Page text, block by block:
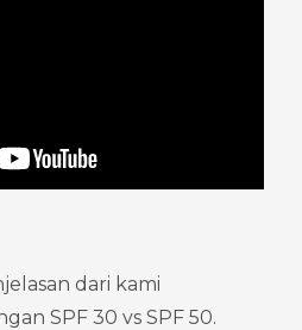
dari kami
SPF 30 vs SPF 50.